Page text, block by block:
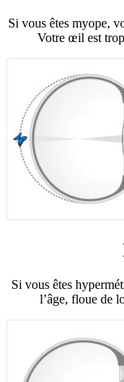
Si vous êtes myope,
Votre œil est
Si vous êtes
l’âge, floue de